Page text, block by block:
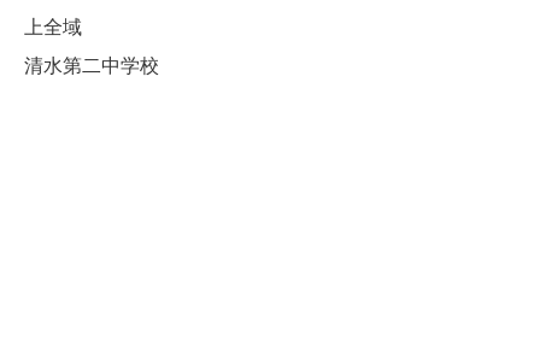
上全域
清水第二中学校